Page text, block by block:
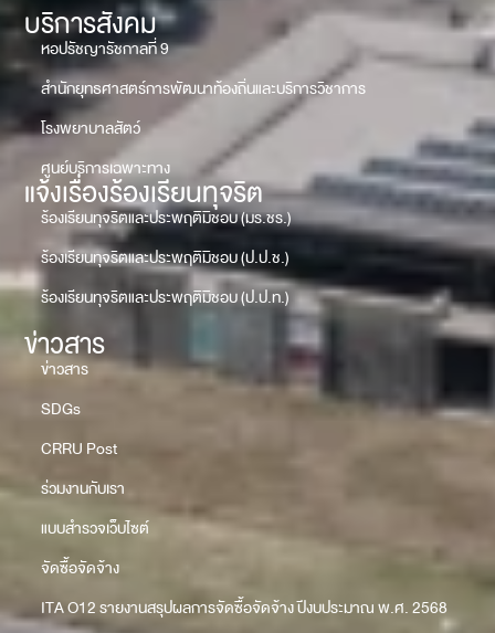
บริการสังคม
หอปรัชญารัชกาลที่ 9
สำนักยุทธศาสตร์การพัฒนาท้องถิ่นและบริการวิชาการ
โรงพยาบาลสัตว์
ศูนย์บริการเฉพาะทาง
แจ้งเรื่องร้องเรียนทุจริต
ร้องเรียนทุจริตและประพฤติมิชอบ (มร.ชร.)
ร้องเรียนทุจริตและประพฤติมิชอบ (ป.ป.ช.)
ร้องเรียนทุจริตและประพฤติมิชอบ (ป.ป.ท.)
ข่าวสาร
ข่าวสาร
SDGs
CRRU Post
ร่วมงานกับเรา
แบบสำรวจเว็บไซต์
จัดซื้อจัดจ้าง
ITA O12 รายงานสรุปผลการจัดซื้อจัดจ้าง ปีงบประมาณ พ.ศ. 2568